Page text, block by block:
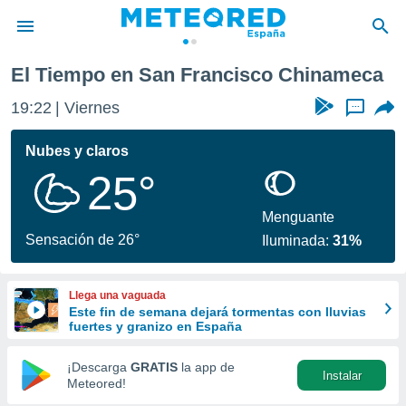
de
por
se
calidad.
a este
las
y
forma
digital
basada
El Tiempo en San Francisco Chinameca
19:22 Viernes ...
Nubes y claros
25°
Sensación de 26°
Menguante
Iluminada:31%
Llega una vaguada
Este fin de semana dejará tormentas con lluvias
fuertes y granizo en España
¡Descarga GRATIS la app de
Meteored!
Instalar